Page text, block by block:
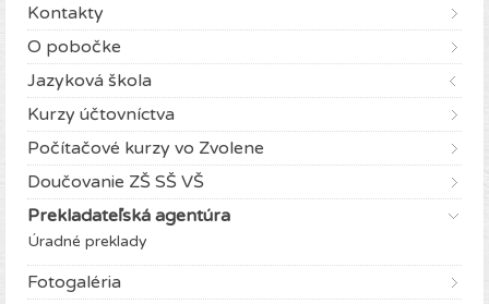
Kontakty
O pobočke
Jazyková škola
Kurzy účtovníctva
Počítačové kurzy vo Zvolene
Doučovanie ZŠ SŠ VŠ
Prekladateľská agentúra
Úradné preklady
Fotogaléria